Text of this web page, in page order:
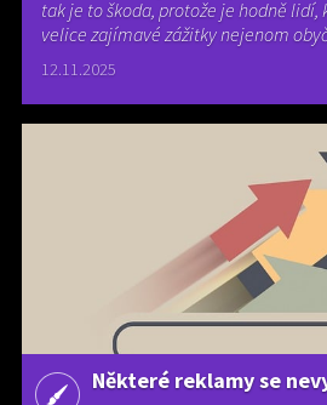
tak je to škoda, protože je hodně
velice zajímavé zážitky nejenom
12.11.2025
Některé reklamy se